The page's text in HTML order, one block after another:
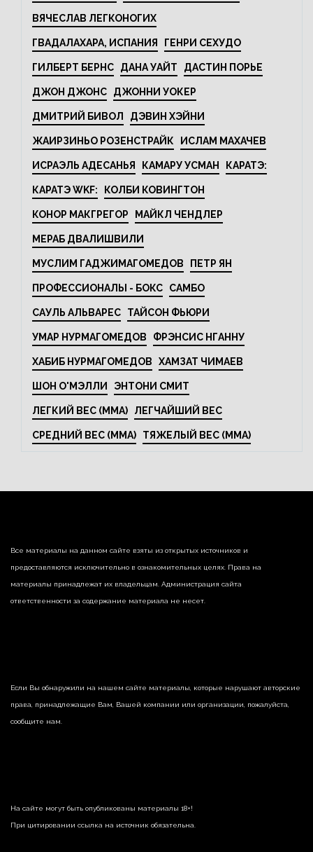
ВЯЧЕСЛАВ ЛЕГКОНОГИХ
ГВАДАЛАХАРА, ИСПАНИЯ ГЕНРИ СЕХУДО
ГИЛБЕРТ БЕРНС ДАНА УАЙТ ДАСТИН ПОРЬЕ
ДЖОН ДЖОНС ДЖОННИ УОКЕР
ДМИТРИЙ БИВОЛ ДЭВИН ХЭЙНИ
ЖАИРЗИНЬО РОЗЕНСТРАЙК ИСЛАМ МАХАЧЕВ
ИСРАЭЛЬ АДЕСАНЬЯ КАМАРУ УСМАН КАРАТЭ:
КАРАТЭ WKF: КОЛБИ КОВИНГТОН
КОНОР МАКГРЕГОР МАЙКЛ ЧЕНДЛЕР
МЕРАБ ДВАЛИШВИЛИ
МУСЛИМ ГАДЖИМАГОМЕДОВ ПЕТР ЯН
ПРОФЕССИОНАЛЫ - БОКС САМБО
САУЛЬ АЛЬВАРЕС ТАЙСОН ФЬЮРИ
УМАР НУРМАГОМЕДОВ ФРЭНСИС НГАННУ
ХАБИБ НУРМАГОМЕДОВ ХАМЗАТ ЧИМАЕВ
ШОН О'МЭЛЛИ ЭНТОНИ СМИТ
ЛЕГКИЙ ВЕС (MMA) ЛЕГЧАЙШИЙ ВЕС
СРЕДНИЙ ВЕС (MMA) ТЯЖЕЛЫЙ ВЕС (MMA)
Все материалы на данном сайте взяты из открытых источников и
предоставляются исключительно в ознакомительных целях. Права на
материалы принадлежат их владельцам. Администрация сайта
ответственности за содержание материала не несет.
Если Вы обнаружили на нашем сайте материалы, которые нарушают авторские
права, принадлежащие Вам, Вашей компании или организации, пожалуйста,
сообщите нам.
На сайте могут быть опубликованы материалы 18+!
При цитировании ссылка на источник обязательна.